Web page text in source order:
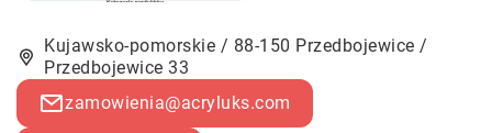
Kujawsko-pomorskie / 88-150 Przedbojewice /
Przedbojewice 33
zamowienia@acryluks.com